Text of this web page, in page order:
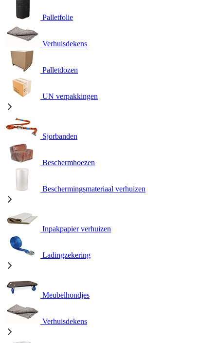
Palletfolie
Verhuisdekens
Palletdozen
UN verpakkingen
Sjorbanden
Beschermhoezen
Beschermingsmateriaal verhuizen
Inpakpapier verhuizen
Ladingzekering
Meubelhondjes
Verhuisdekens